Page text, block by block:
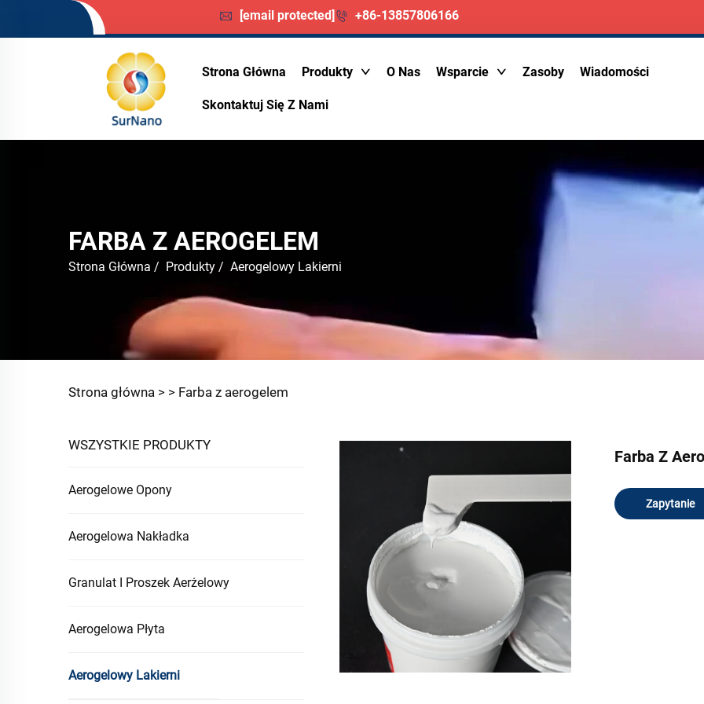
[email protected] +86-13857806166
Strona Główna Produkty O Nas Wsparcie Zasoby Wiadomości
Skontaktuj Się Z Nami
FARBA Z AEROGELEM
Strona Główna / Produkty / Aerogelowy Lakierni
Strona główna > > Farba z aerogelem
WSZYSTKIE PRODUKTY
Aerogelowe Opony
Aerogelowa Nakładka
Granulat I Proszek Aerżelowy
Aerogelowa Płyta
Aerogelowy Lakierni
Farba Z
Zapytanie